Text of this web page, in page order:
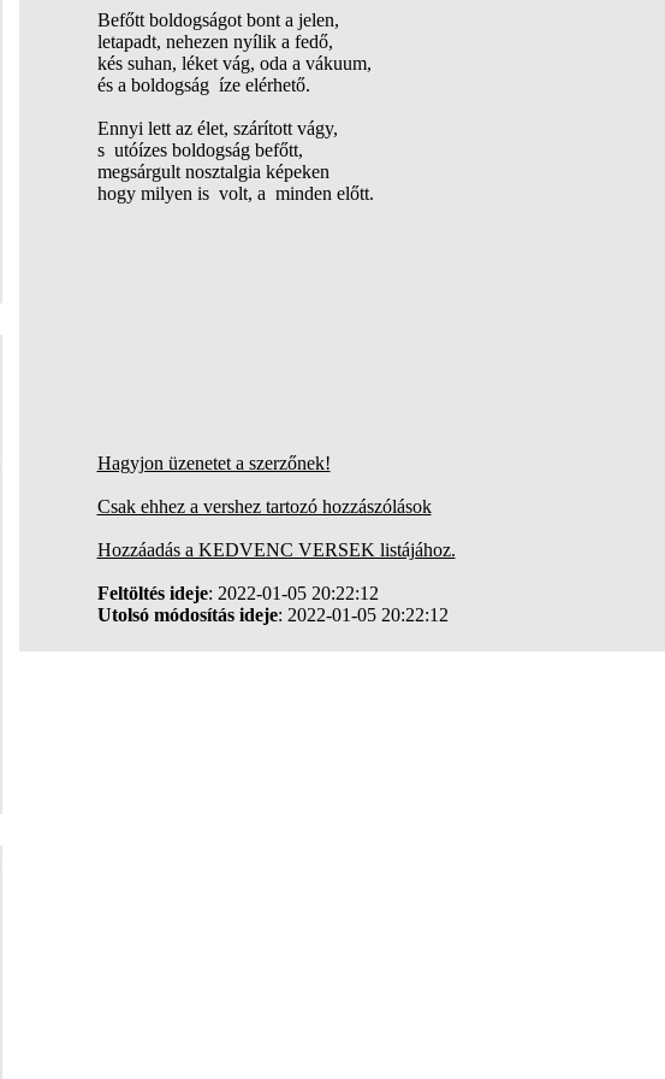
Befőtt boldogságot bont a jelen,
letapadt, nehezen nyílik a fedő,
kés suhan, léket vág, oda a vákuum,
és a boldogság íze elérhető.
Ennyi lett az élet, szárított vágy,
s utóízes boldogság befőtt,
megsárgult nosztalgia képeken
hogy milyen is volt, a minden előtt.
Hagyjon üzenetet a szerzőnek!
Csak ehhez a vershez tartozó hozzászólások
Hozzáadás a KEDVENC VERSEK listájához.
Feltöltés ideje: 2022-01-05 20:22:12
Utolsó módosítás ideje: 2022-01-05 20:22:12